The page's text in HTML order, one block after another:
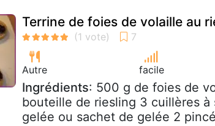
Terrine de foies de volaille au
Autre facile
Ingrédients: 500 g de foies de
bouteille de riesling 3 cuillères
gelée ou sachet de gelée 2